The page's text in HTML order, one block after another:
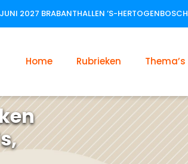
2027 BRABANTHALLEN ’S-HERTOGENBOSCH
Home Rubrieken Thema’s